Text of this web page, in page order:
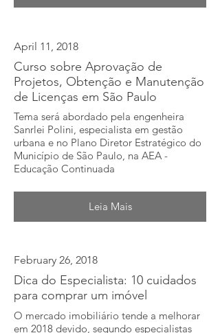
April 11, 2018
Curso sobre Aprovação de
Projetos, Obtenção e Manutenção
de Licenças em São Paulo
Tema será abordado pela engenheira
Sanrlei Polini, especialista em gestão
urbana e no Plano Diretor Estratégico do
Município de São Paulo, na AEA -
Educação Continuada
Leia Mais
February 26, 2018
Dica do Especialista: 10 cuidados
para comprar um imóvel
O mercado imobiliário tende a melhorar
em 2018 devido, segundo especialistas